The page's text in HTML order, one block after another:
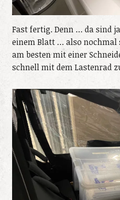
Fast fertig. Denn … da sind
einem Blatt … also nochmal
am besten mit einer
schnell mit dem Lastenrad